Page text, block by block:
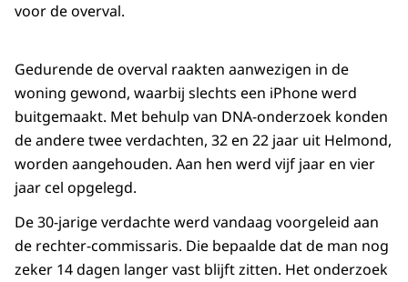
voor de overval.
Gedurende de overval raakten aanwezigen in de
woning gewond, waarbij slechts een iPhone werd
buitgemaakt. Met behulp van DNA-onderzoek konden
de andere twee verdachten, 32 en 22 jaar uit Helmond,
worden aangehouden. Aan hen werd vijf jaar en vier
jaar cel opgelegd.
De 30-jarige verdachte werd vandaag voorgeleid aan
de rechter-commissaris. Die bepaalde dat de man nog
zeker 14 dagen langer vast blijft zitten. Het onderzoek